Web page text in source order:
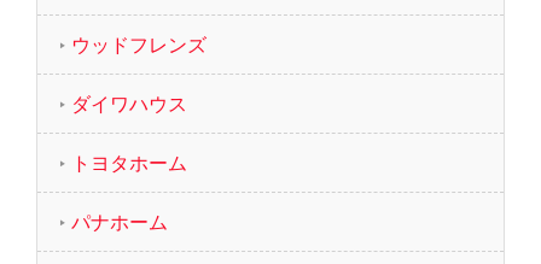
ウッドフレンズ
ダイワハウス
トヨタホーム
パナホーム